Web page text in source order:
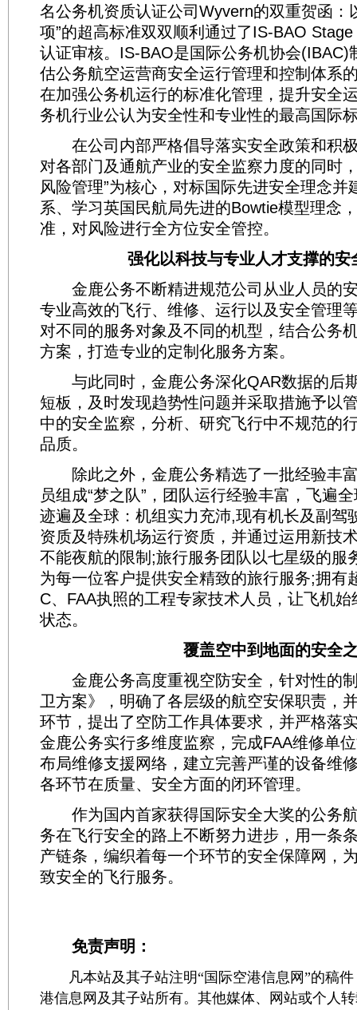
名公务机资质认证公司Wyvern的双重贺函：
项”的超高标准双双顺利通过了IS-BAO
认证审核。IS-BAO是国际公务机协会(IBAC)
估公务航空运营商安全运行管理和控制体系
在加强公务机运行的标准化管理，提升安全
务机行业公认为安全性和专业性的最高国际
在公司内部严格倡导落实安全政策和积
对各部门及通航产业的安全监察力度的同时
风险管理”为核心，对标国际先进安全理念并
系、学习英国民航局先进的Bowtie模型理念
准，对风险进行全方位安全管控。
强化以科技与专业人才支撑的安
金鹿公务不断精进规范公司从业人员的
专业高效的飞行、维修、运行以及安全管理
对不同的服务对象及不同的机型，结合公务
方案，打造专业的定制化服务方案。
与此同时，金鹿公务深化QAR数据的后
短板，及时发现趋势性问题并采取措施予以
中的安全监察，分析、研究飞行中不规范的
品质。
除此之外，金鹿公务精选了一批经验丰
员组成“梦之队”，团队运行经验丰富，飞遍
迹遍及全球：机组实力充沛,现有机长及副驾
资质及特殊机场运行资质，并通过运用新技
不能夜航的限制;旅行服务团队以七星级的服
为每一位客户提供安全精致的旅行服务;拥有
C、FAA执照的工程专家技术人员，让飞机
状态。
覆盖空中到地面的安全
金鹿公务高度重视空防安全，针对性的
卫方案》，明确了各层级的航空安保职责，
环节，提出了空防工作具体要求，并严格落
金鹿公务实行多维度监察，完成FAA维修单
布局维修支援网络，建立完善严谨的设备维
各环节在质量、安全方面的闭环管理。
作为国内首家获得国际安全大奖的公务
务在飞行安全的路上不断努力进步，用一条
产链条，编织着每一个环节的安全保障网，
致安全的飞行服务。
免责声明：
凡本站及其子站注明“国际空港信息网”的稿件
港信息网及其子站所有。其他媒体、网站或个人